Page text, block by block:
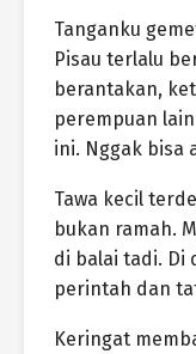
Tanganku
Pisau terlalu
berantakan,
perempuan
ini. Nggak bisa
Tawa kecil
bukan ramah.
di balai tadi. Di
perintah dan
Keringat